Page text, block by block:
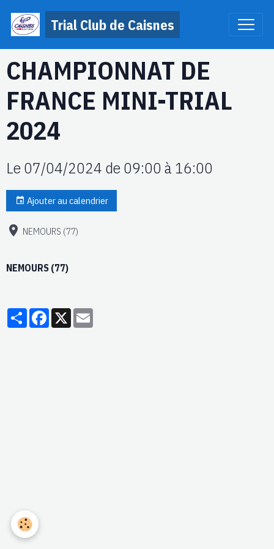
Trial Club de Caisnes
CHAMPIONNAT DE
FRANCE MINI-TRIAL
2024
Le 07/04/2024 de 09:00à 16:00
Ajouter au calendrier
NEMOURS (77)
NEMOURS (77)
PartagerFacebook
X